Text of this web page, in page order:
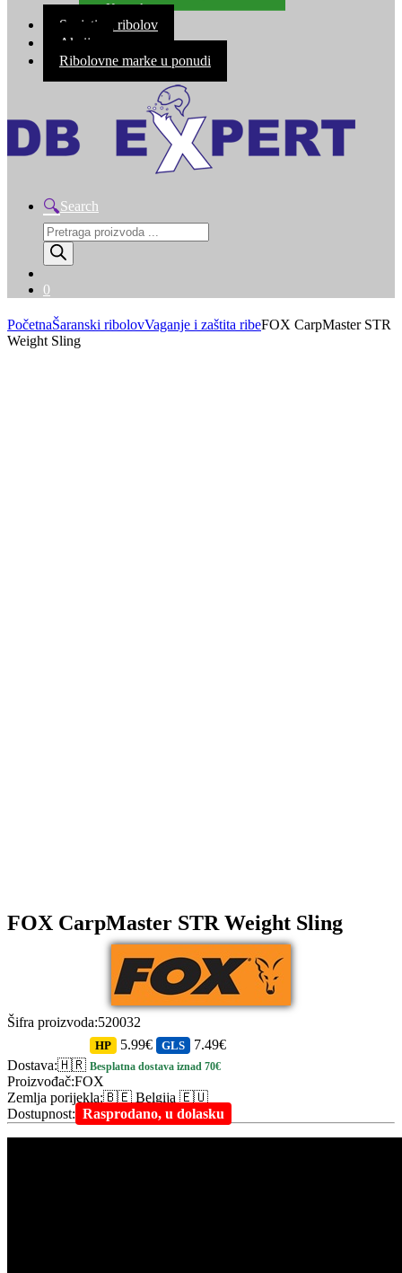
Kontakt
Savjeti za ribolov
Akcija
Ribolovne marke u ponudi
Search
Products
search
0
PočetnaŠaranski ribolovVaganje i zaštita ribeFOX CarpMaster STR
Weight Sling
FOX CarpMaster STR Weight Sling
Šifra proizvoda:520032
Dostava:🇭🇷
HP 5.99€ GLS 7.49€
Besplatna dostava iznad 70€
Proizvođač:FOX
Zemlja porijekla:🇧🇪 Belgija 🇪🇺
Dostupnost: Rasprodano, u dolasku